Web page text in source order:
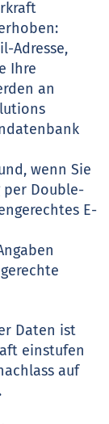
Adresse,
Ihre
an
wenn Sie
per Double-
E-
Daten ist
einstufen
auf